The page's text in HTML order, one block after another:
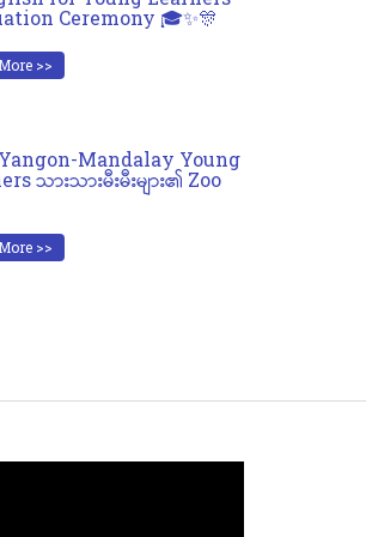
Ceremony 🎓✨🎊
>>
Mandalay Young
သားသားမီးမီးများ၏ Zoo
>>